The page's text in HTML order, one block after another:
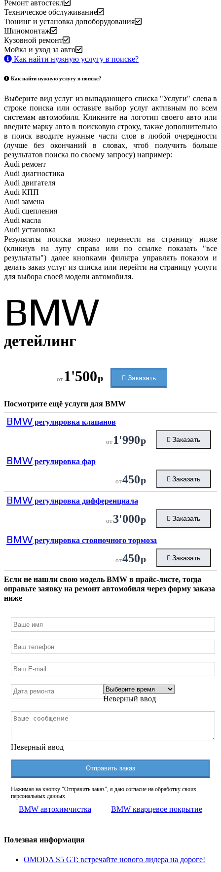
Ремонт автостекл
Техническое обслуживание
Тюнинг и установка допоборудования
Шиномонтаж
Кузовной ремонт
Мойка и уход за авто
Как найти нужную услугу в поиске?
Как найти нужную услугу в поиске?
Выберите вид услуг из выпадающего списка "Услуги" слева в
строке поиска или оставьте выбор услуг активным по всем
системам автомобиля. Кликните на логотип своего авто или
введите марку авто в поисковую строку, также дополнительно
в поиск вводите нужные части слов в любой очередности
(лучше без окончаний в словах, чтоб получить больше
результатов поиска по своему запросу) например:
Audi ремонт
Audi диагностика
Audi двигателя
Audi КПП
Audi замена
Audi сцепления
Audi масла
Audi установка
Результаты поиска можно перенести на страницу ниже
(кликнув на лупу справа или по ссылке показать "все
результаты") далее кнопками фильтра управлять показом и
делать заказ услуг из списка или перейти на страницу услуги
для выбора своей модели автомобиля.
BMW
детейлинг
от 1'500р Заказать
Посмотрите ещё услуги для BMW
BMW регулировка клапанов
от 1'990р Заказать
BMW регулировка фар
от450р Заказать
BMW регулировка дифференциала
от3'000р Заказать
BMW регулировка стояночного тормоза
от450р Заказать
Если не нашли свою модель BMW в прайс-листе, тогда
оправьте заявку на ремонт автомобиля через форму заказа
ниже
Неверный ввод
Неверный ввод
Отправить заказ
Нажимая на кнопку "Отправить заказ", я даю согласие на обработку своих
персональных данных
BMW автохимчистка BMW кварцевое покрытие
Полезная информация
OMODA S5 GT: встречайте нового лидера на дороге!